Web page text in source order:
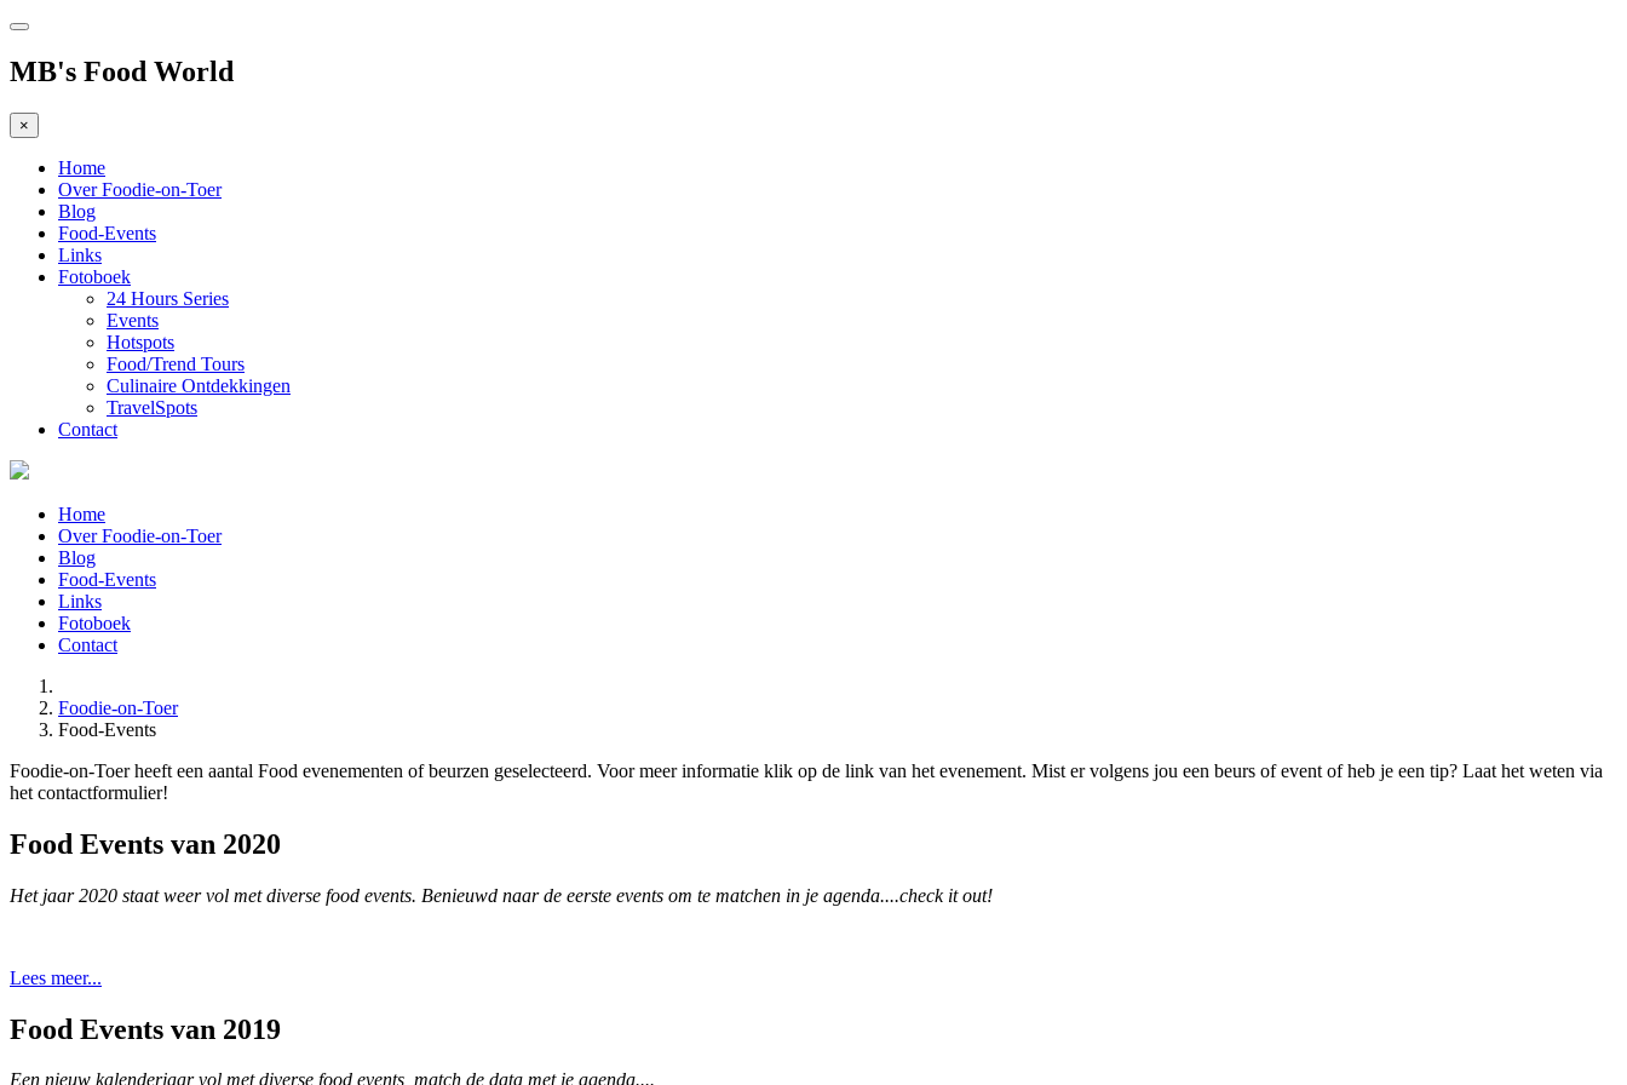
MB's Food World
×
Home
Over Foodie-on-Toer
Blog
Food-Events
Links
Fotoboek
24 Hours Series
Events
Hotspots
Food/Trend Tours
Culinaire Ontdekkingen
TravelSpots
Contact
Home
Over Foodie-on-Toer
Blog
Food-Events
Links
Fotoboek
Contact
Foodie-on-Toer
Food-Events
Foodie-on-Toer heeft een aantal Food evenementen of beurzen geselecteerd. Voor meer informatie klik op de link van het evenement. Mist er volgens jou een beurs of event of heb je een tip? Laat het weten via
het contactformulier!
Food Events van 2020
Het jaar 2020 staat weer vol met diverse food events. Benieuwd naar de eerste events om te matchen in je agenda....check it out!
Lees meer...
Food Events van 2019
Een nieuw kalenderjaar vol met diverse food events, match de data met je agenda....